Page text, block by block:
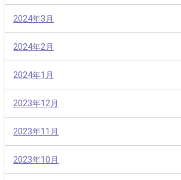
2024年3月
2024年2月
2024年1月
2023年12月
2023年11月
2023年10月